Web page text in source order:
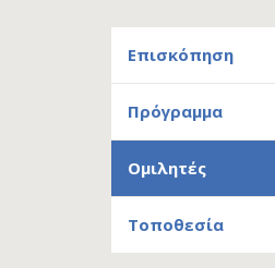
Επισκόπηση
Πρόγραμμα
Ομιλητές
Τοποθεσία